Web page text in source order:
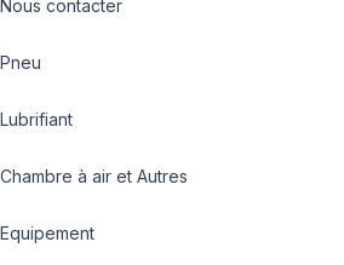
Nous contacter
Pneu
Lubrifiant
Chambre à air et Autres
Equipement